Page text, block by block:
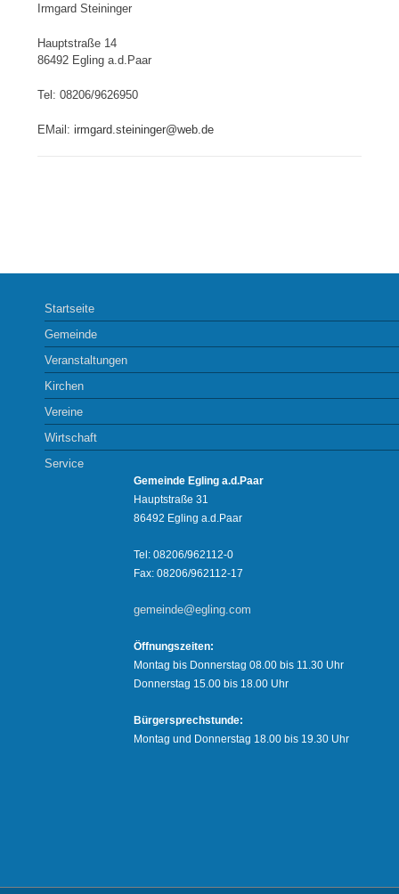
Irmgard Steininger
Hauptstraße 14
86492 Egling a.d.Paar
Tel: 08206/9626950
EMail:irmgard.steininger@web.de
Startseite
Gemeinde
Veranstaltungen
Kirchen
Vereine
Wirtschaft
Service
Gemeinde Egling a.d.Paar
Hauptstraße 31
86492 Egling a.d.Paar
Tel: 08206/962112-0
Fax: 08206/962112-17
gemeinde@egling.com
Öffnungszeiten:
Montag bis Donnerstag 08.00 bis 11.30 Uhr
Donnerstag 15.00 bis 18.00 Uhr
Bürgersprechstunde:
Montag und Donnerstag 18.00 bis 19.30 Uhr